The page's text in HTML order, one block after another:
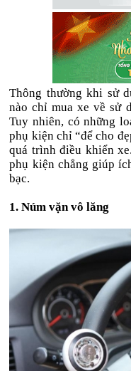
Thông thường khi sử
nào chỉ mua xe về sử
Tuy nhiên, có những
phụ kiện chỉ “để cho
quá trình điều khiển
phụ kiện chẳng giúp
bạc.
1. Núm vặn vô lăng